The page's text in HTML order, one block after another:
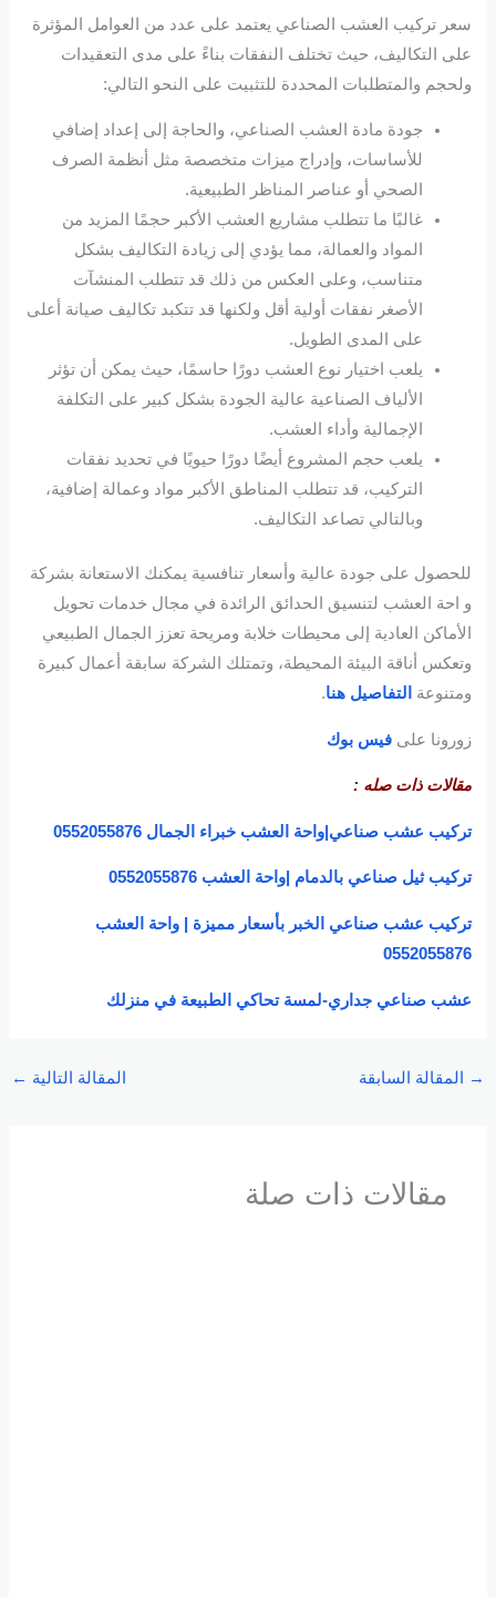
سعر تركيب العشب الصناعي يعتمد على عدد من العوامل المؤثرة
على التكاليف، حيث تختلف النفقات بناءً على مدى التعقيدات
ولحجم والمتطلبات المحددة للتثبيت على النحو التالي:
جودة مادة العشب الصناعي، والحاجة إلى إعداد إضافي
للأساسات، وإدراج ميزات متخصصة مثل أنظمة الصرف
الصحي أو عناصر المناظر الطبيعية.
غالبًا ما تتطلب مشاريع العشب الأكبر حجمًا المزيد من
المواد والعمالة، مما يؤدي إلى زيادة التكاليف بشكل
متناسب، وعلى العكس من ذلك قد تتطلب المنشآت
الأصغر نفقات أولية أقل ولكنها قد تتكبد تكاليف صيانة أعلى
على المدى الطويل.
يلعب اختيار نوع العشب دورًا حاسمًا، حيث يمكن أن تؤثر
الألياف الصناعية عالية الجودة بشكل كبير على التكلفة
الإجمالية وأداء العشب.
يلعب حجم المشروع أيضًا دورًا حيويًا في تحديد نفقات
التركيب، قد تتطلب المناطق الأكبر مواد وعمالة إضافية،
وبالتالي تصاعد التكاليف.
للحصول على جودة عالية وأسعار تنافسية يمكنك الاستعانة بشركة
و احة العشب لتنسيق الحدائق الرائدة في مجال خدمات تحويل
الأماكن العادية إلى محيطات خلابة ومريحة تعزز الجمال الطبيعي
وتعكس أناقة البيئة المحيطة، وتمتلك الشركة سابقة أعمال كبيرة
ومتنوعةالتفاصيل هنا.
زورونا علىفيس بوك
مقالات ذات صله :
تركيب عشب صناعي|واحة العشب خبراء الجمال 0552055876
تركيب ثيل صناعي بالدمام |واحة العشب 0552055876
تركيب عشب صناعي الخبر بأسعار مميزة | واحة العشب
0552055876
عشب صناعي جداري-لمسة تحاكي الطبيعة في منزلك
→المقالة السابقة المقالة التالية←
مقالات ذات صلة